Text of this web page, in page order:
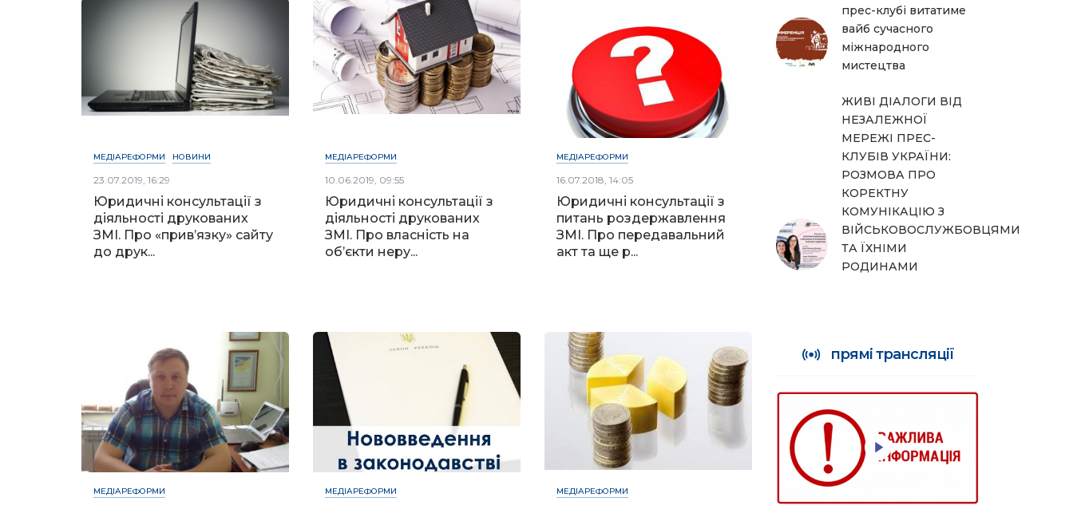
МЕДІАРЕФОРМИ НОВИНИ
23.07.2019, 16:29
Юридичні консультації з
діяльності друкованих
ЗМІ. Про «прив’язку» сайту
до друк...
МЕДІАРЕФОРМИ
10.06.2019, 09:55
Юридичні консультації з
діяльності друкованих
ЗМІ. Про власність на
об’єкти неру...
МЕДІАРЕФОРМИ
16.07.2018, 14:05
Юридичні консультації з
питань роздержавлення
ЗМІ. Про передавальний
акт та ще р...
МЕДІАРЕФОРМИ МЕДІАРЕФОРМИ МЕДІАРЕФОРМИ
прес-клубі витатиме
вайб сучасного
міжнародного
мистецтва
ЖИВІ ДІАЛОГИ ВІД
НЕЗАЛЕЖНОЇ
МЕРЕЖІ ПРЕС-
КЛУБІВ УКРАЇНИ:
РОЗМОВА ПРО
КОРЕКТНУ
КОМУНІКАЦІЮ З
ВІЙСЬКОВОСЛУЖБОВЦЯМИ
ТА ЇХНІМИ
РОДИНАМИ
прямі трансляції